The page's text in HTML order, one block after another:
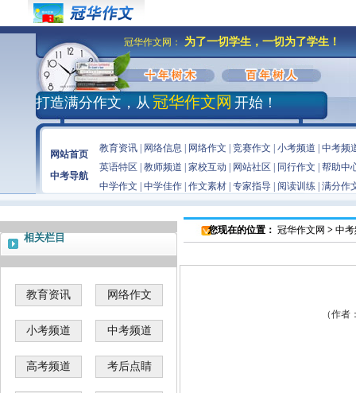
冠华作文网： 为了一切学生，一切为了学生！
打造满分作文，从 冠华作文网 开始！
网站首页
中考导航
教育资讯| 网络信息 网络作文 竞赛作文 小考频道
中考频
英语特区
教师频道 家校互动 网站社区 同行作文
帮助中
中学作文
中学佳作| 作文素材| 专家指导| 阅读训练| 满分作
相关栏目
教育资讯 网络作文
小考频道 中考频道
高考频道 考后点睛
您现在的位置： 冠华作文网 > 中
（作